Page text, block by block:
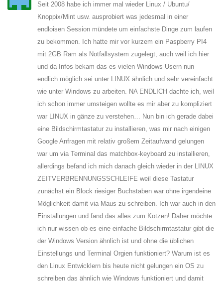
Seit 2008 habe ich immer mal wieder Linux / Ubuntu/
Knoppix/Mint usw. ausprobiert was jedesmal in einer
endloisen Session mündete um einfachste Dinge zum laufen
zu bekommen. Ich hatte mir vor kurzem ein Paspberry PI4
mit 2GB Ram als Notfallsystem zugelegt, auch weil ich hier
und da Infos bekam das es vielen Windows Usern nun
endlich möglich sei unter LINUX ähnlich und sehr vereinfacht
wie unter Windows zu arbeiten. NA ENDLICH dachte ich, weil
ich schon immer umsteigen wollte es mir aber zu kompliziert
war LINUX in gänze zu verstehen… Nun bin ich gerade dabei
eine Bildschirmtastatur zu installieren, was mir nach einigen
Google Anfragen mit relativ großem Zeitaufwand gelungen
war um via Terminal das matchbox-keyboard zu installieren,
allerdings befand ich mich danach gleich wieder in der LINUX
ZEITVERBRENNUNGSSCHLEIFE weil diese Tastatur
zunächst ein Block riesiger Buchstaben war ohne irgendeine
Möglichkeit damit via Maus zu schreiben. Ich war auch in den
Einstallungen und fand das alles zum Kotzen! Daher möchte
ich nur wissen ob es eine einfache Bildschirmtastatur gibt die
der Windows Version ähnlich ist und ohne die üblichen
Einstellungs und Terminal Orgien funktioniert? Warum ist es
den Linux Entwicklern bis heute nicht gelungen ein OS zu
schreiben das ähnlich wie Windows funktioniert und damit